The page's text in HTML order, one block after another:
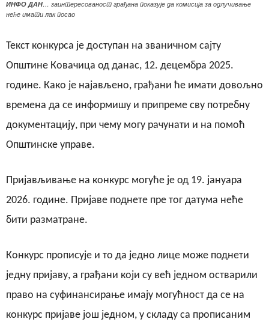
ИНФО ДАН… заинтересованост грађана показује да комисија за одлучивање
неће имати лак посао
Текст конкурса је доступан на званичном сајту
Општине Ковачица од данас, 12. децембра 2025.
године. Како је најављено, грађани ће имати довољно
времена да се информишу и припреме сву потребну
документацију, при чему могу рачунати и на помоћ
Општинске управе.
Пријављивање на конкурс могуће је од 19. јануара
2026. године. Пријаве поднете пре тог датума неће
бити разматране.
Конкурс прописује и то да једно лице може поднети
једну пријаву, а грађани који су већ једном остварили
право на суфинансирање имају могућност да се на
конкурс пријаве још једном, у складу са прописаним